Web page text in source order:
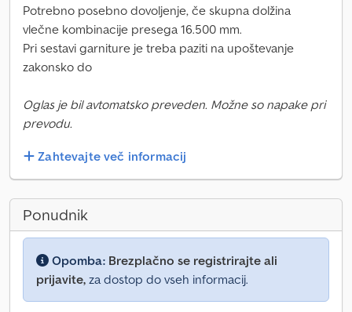
Potrebno posebno dovoljenje, če skupna dolžina
vlečne kombinacije presega 16.500 mm.
Pri sestavi garniture je treba paziti na upoštevanje
zakonsko do
Oglas je bil avtomatsko preveden. Možne so napake pri
prevodu.
Zahtevajte več informacij
Ponudnik
Opomba: Brezplačno se registrirajte ali
prijavite, za dostop do vseh informacij.